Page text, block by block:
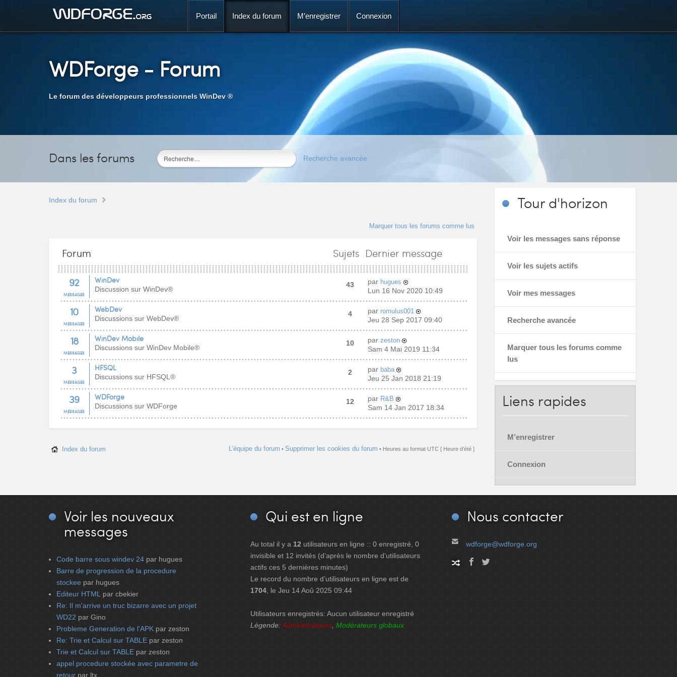
Portail Index du forum M’enregistrer Connexion
WDForge- Forum
Le forum des développeurs professionnels WinDev ®
Dans les forums Recherche avancée
Index du forum
Marquer tous les forums comme lus
Forum Sujets Dernier message
92
MESSAGES
WinDev
Discussion sur WinDev®
43 par hugues
Lun 16 Nov 2020 10:49
10
MESSAGES
WebDev
Discussions sur WebDev®
4 par romulus001
Jeu 28 Sep 2017 09:40
18
MESSAGES
WinDev Mobile
Discussions sur WinDev Mobile®
10 par zeston
Sam 4 Mai 2019 11:34
3
MESSAGES
HFSQL
Discussions sur HFSQL®
2 par baba
Jeu 25 Jan 2018 21:19
39
MESSAGES
WDForge
Discussions sur WDForge
12 par R&B
Sam 14 Jan 2017 18:34
Index du forum L’équipe du forum • Supprimer les cookies du forum • Heures au format UTC [ Heure d’été ]
Tour d'horizon
Voir les messages sans réponse
Voir les sujets actifs
Voir mes messages
Recherche avancée
Marquer tous les forums comme
lus
Liens rapides
M’enregistrer
Connexion
Voir les nouveaux
messages
Code barre sous windev 24 par hugues
Barre de progression de la procedure
stockee par hugues
Editeur HTML par cbekier
Re: Il m'arrive un truc bizarre avec un projet
WD22 par Gino
Probleme Generation de l'APK par zeston
Re: Trie et Calcul sur TABLE par zeston
Trie et Calcul sur TABLE par zeston
appel procedure stockée avec parametre de
retour par ltx
Qui est en ligne
Au total il y a 12 utilisateurs en ligne :: 0 enregistré, 0
invisible et 12 invités (d’après le nombre d’utilisateurs
actifs ces 5 dernières minutes)
Le record du nombre d’utilisateurs en ligne est de
1704 , le Jeu 14 Aoû 2025 09:44
Utilisateurs enregistrés: Aucun utilisateur enregistré
Légende:Administrateurs Modérateurs globaux
Nous contacter
wdforge@wdforge.org